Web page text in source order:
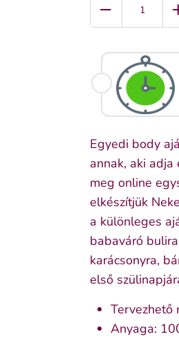
Egyedi body
annak, aki adja
meg online
elkészítjük
a különleges
babaváró
karácsonyra,
első
Tervezhető
Anyaga: